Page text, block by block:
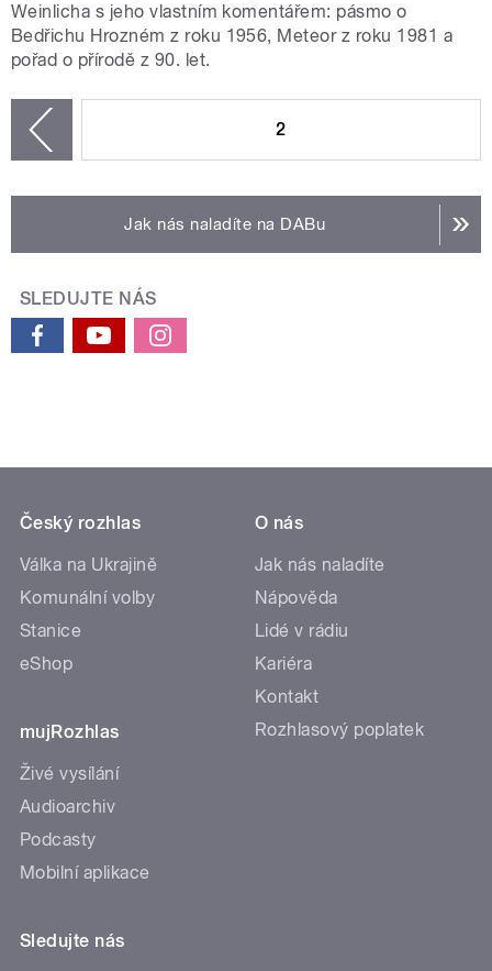
Weinlicha s jeho vlastním komentářem: pásmo o
Bedřichu Hrozném z roku 1956, Meteor z roku 1981 a
pořad o přírodě z 90. let.
2
Jak nás naladíte na DABu
SLEDUJTE NÁS
Český rozhlas
Válka na Ukrajině
Komunální volby
Stanice
eShop
mujRozhlas
Živé vysílání
Audioarchiv
Podcasty
Mobilní aplikace
O nás
Jak nás naladíte
Nápověda
Lidé v rádiu
Kariéra
Kontakt
Rozhlasový poplatek
Sledujte nás